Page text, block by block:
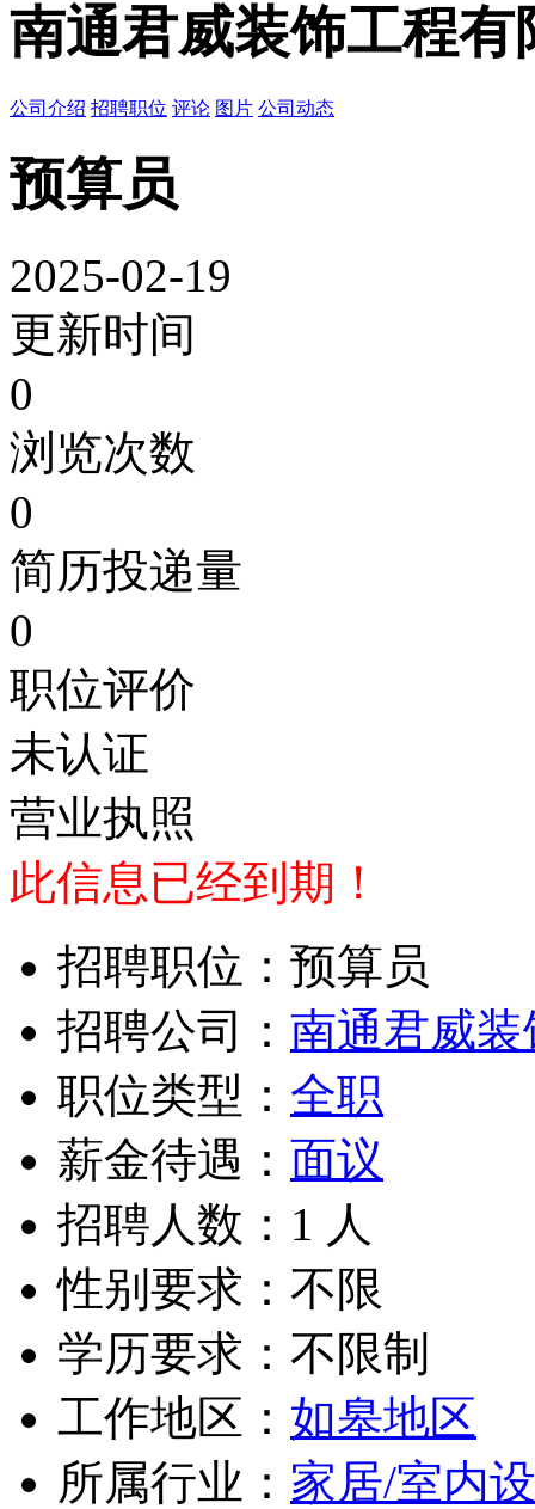
南通君威装饰工程有
公司介绍 招聘职位 评论 图片 公司动态
预算员
2025-02-19
更新时间
0
浏览次数
0
简历投递量
0
职位评价
未认证
营业执照
此信息已经到期！
招聘职位：预算员
招聘公司： 南通君威
职位类型： 全职
薪金待遇： 面议
招聘人数：1 人
性别要求：不限
学历要求：不限制
工作地区： 如皋地区
所属行业： 家居/室内